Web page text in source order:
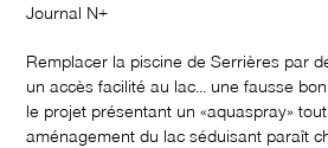
Journal N+
Remplacer la piscine de Serrières par
un accès facilité au lac... une fausse
le projet présentant un «aquaspray»
aménagement du lacséduisant paraît